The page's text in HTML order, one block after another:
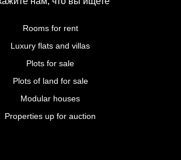
Rooms for rent
Luxury flats and villas
Plots for sale
Plots of land for sale
Modular houses
Properties up for auction